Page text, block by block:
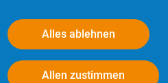
Alles ablehnen
Allen zustimmen
Abnutzungsindikator